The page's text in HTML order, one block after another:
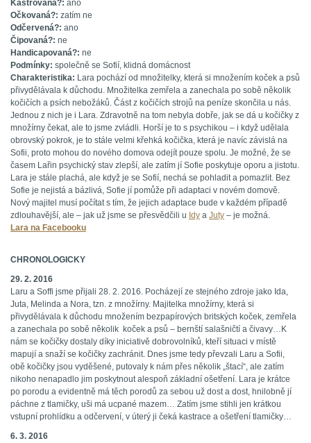
Kastrovaná?: ano
Očkovaná?: zatím ne
Odčervená?: ano
Čipovaná?: ne
Handicapovaná?: ne
Podmínky: společně se Sofií, klidná domácnost
Charakteristika: Lara pochází od množitelky, která si množením koček a psů
přivydělávala k důchodu. Množitelka zemřela a zanechala po sobě několik
kočičích a psích nebožáků. Část z kočičích strojů na peníze skončila u nás.
Jednou z nich je i Lara. Zdravotně na tom nebyla dobře, jak se dá u kočičky z
množírny čekat, ale to jsme zvládli. Horší je to s psychikou – i když udělala
obrovský pokrok, je to stále velmi křehká kočička, která je navíc závislá na
Sofii, proto mohou do nového domova odejít pouze spolu. Je možné, že se
časem Lařin psychický stav zlepší, ale zatím jí Sofie poskytuje oporu a jistotu.
Lara je stále plachá, ale když je se Sofií, nechá se pohladit a pomazlit. Bez
Sofie je nejistá a bázlivá, Sofie jí pomůže při adaptaci v novém domově.
Nový majitel musí počítat s tím, že jejich adaptace bude v každém případě
zdlouhavější, ale – jak už jsme se přesvědčili u Idy a Juty – je možná.
Lara na Facebooku
CHRONOLOGICKY
29. 2. 2016
Laru a Soffi jsme přijali 28. 2. 2016. Pocházejí ze stejného zdroje jako Ida,
Juta, Melinda a Nora, tzn. z množírny. Majitelka množírny, která si
přivydělávala k důchodu množením bezpapírových britských koček, zemřela
a zanechala po sobě několik koček a psů – bernští salašničtí a čivavy…K
nám se kočičky dostaly díky iniciativě dobrovolníků, kteří situaci v místě
mapují a snaží se kočičky zachránit. Dnes jsme tedy převzali Laru a Sofii,
obě kočičky jsou vyděšené, putovaly k nám přes několik „štací“, ale zatím
nikoho nenapadlo jim poskytnout alespoň základní ošetření. Lara je krátce
po porodu a evidentně má těch porodů za sebou už dost a dost, hnilobně jí
páchne z tlamičky, uši má ucpané mazem… Zatím jsme stihli jen krátkou
vstupní prohlídku a odčervení, v úterý ji čeká kastrace a ošetření tlamičky…
6. 3. 2016